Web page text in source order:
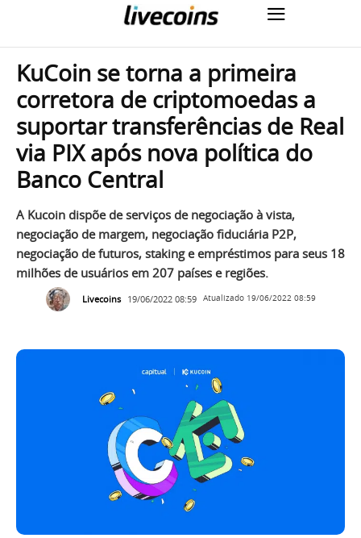
KuCoin se torna a primeira
corretora de criptomoedas a
suportar transferências de Real
via PIX após nova política do
Banco Central
A Kucoin dispõe de serviços de negociação à vista,
negociação de margem, negociação fiduciária P2P,
negociação de futuros, staking e empréstimos para seus 18
milhões de usuários em 207 países e regiões.
Livecoins 19/06/2022 08:59 Atualizado 19/06/2022 08:59